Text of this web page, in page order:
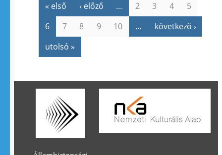
« első ‹ előző … 2 3 4
5
6
7 8 9 10 …
következő ›
utolsó »